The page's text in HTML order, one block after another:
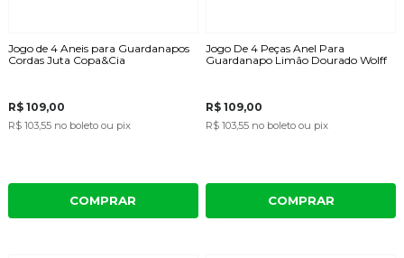
Jogo de 4 Aneis para Guardanapos
Cordas Juta Copa&Cia
R$ 109,00
R$ 103,55 no boleto ou pix
COMPRAR
Jogo De 4 Peças Anel Para
Guardanapo Limão Dourado Wolff
R$ 109,00
R$ 103,55 no boleto ou pix
COMPRAR